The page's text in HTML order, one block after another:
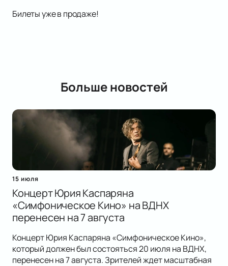
Билеты уже в продаже!
Больше новостей
15 июля
Концерт Юрия Каспаряна
«Симфоническое Кино» на ВДНХ
перенесен на 7 августа
Концерт Юрия Каспаряна «Симфоническое Кино»,
который должен был состояться 20 июля на ВДНХ,
перенесен на 7 августа. Зрителей ждет масштабная